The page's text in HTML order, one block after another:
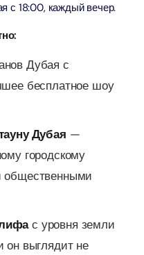
с 18:00, каждый вечер.
Дубая с
бесплатное шоу
Дубая —
городскому
общественными
с уровня земли
он выглядит не